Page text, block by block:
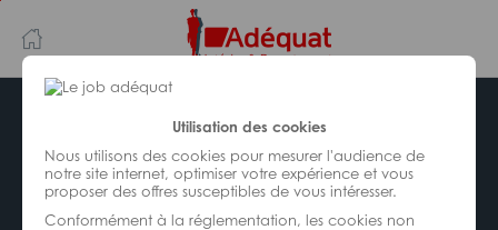
Utilisation des cookies
Nous utilisons des cookies pour mesurer l'audience de
notre site internet, optimiser votre expérience et vous
proposer des offres susceptibles de vous intéresser.
Conformément à la réglementation, les cookies non
au
contenu
principal
navigation
CONTACTEZ VOTRE
AGENCE ADÉQUAT